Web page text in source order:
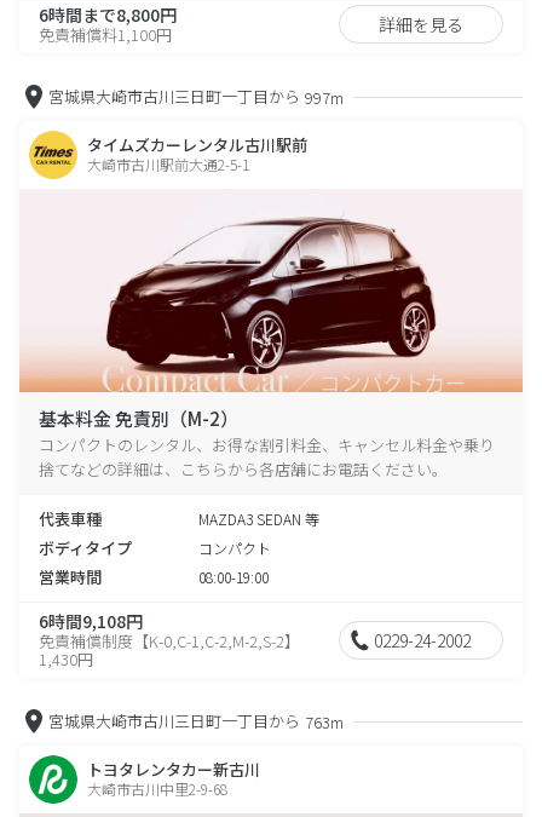
6時間まで8,800円
免責補償料1,100円 詳細を見る
宮城県大崎市古川三日町一丁目から 997m
タイムズカーレンタル古川駅前
大崎市古川駅前大通2-5-1
基本料金 免責別（M-2）
コンパクトのレンタル、お得な割引料金、キャンセル料金や乗り
捨てなどの詳細は、こちらから各店舗にお電話ください。
代表車種 MAZDA3 SEDAN 等
ボディタイプ コンパクト
営業時間 08:00-19:00
6時間9,108円
免責補償制度【K-0,C-1,C-2,M-2,S-2】
1,430円
0229-24-2002
宮城県大崎市古川三日町一丁目から 763m
トヨタレンタカー新古川
大崎市古川中里2-9-68